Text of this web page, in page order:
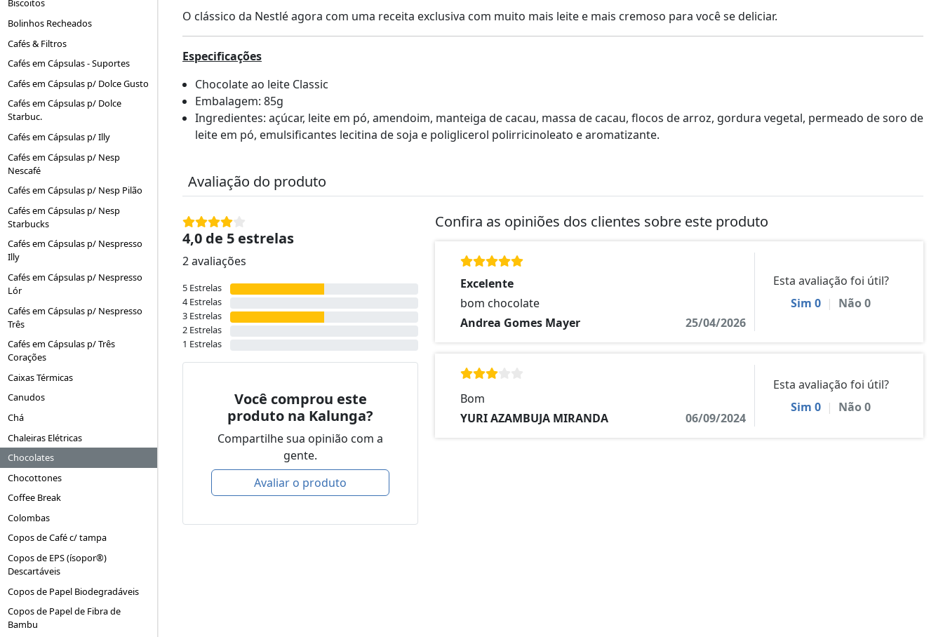
Biscoitos
Bolinhos Recheados
Cafés & Filtros
Cafés em Cápsulas - Suportes
Cafés em Cápsulas p/ Dolce Gusto
Cafés em Cápsulas p/ Dolce
Starbuc.
Cafés em Cápsulas p/ Illy
Cafés em Cápsulas p/ Nesp
Nescafé
Cafés em Cápsulas p/ Nesp Pilão
Cafés em Cápsulas p/ Nesp
Starbucks
Cafés em Cápsulas p/ Nespresso
Illy
Cafés em Cápsulas p/ Nespresso
Lór
Cafés em Cápsulas p/ Nespresso
Três
Cafés em Cápsulas p/ Três
Corações
Caixas Térmicas
Canudos
Chá
Chaleiras Elétricas
Chocolates
Chocottones
Coffee Break
Colombas
Copos de Café c/ tampa
Copos de EPS (ísopor®)
Descartáveis
Copos de Papel Biodegradáveis
Copos de Papel de Fibra de
Bambu
O clássico da Nestlé agora com uma receita exclusiva com muito mais leite e mais cremoso para você se deliciar.
Especificações
Chocolate ao leite Classic
Embalagem: 85g
Ingredientes: açúcar, leite em pó, amendoim, manteiga de cacau, massa de cacau, flocos de arroz, gordura vegetal, permeado de soro de
leite em pó, emulsificantes lecitina de soja e poliglicerol polirricinoleato e aromatizante.
Avaliação do produto
4,0 de 5 estrelas
2 avaliações
5 Estrelas
4 Estrelas
3 Estrelas
2 Estrelas
1 Estrelas
Você comprou este
produto na Kalunga?
Compartilhe sua opinião com a
gente.
Avaliar o produto
Confira as opiniões dos clientes sobre este produto
Excelente
bom chocolate
Andrea Gomes Mayer
25/04/2026
Esta avaliação foi útil?
Sim 0 | Não0
Bom
YURI AZAMBUJA MIRANDA
06/09/2024
Esta avaliação foi útil?
Sim 0 | Não0